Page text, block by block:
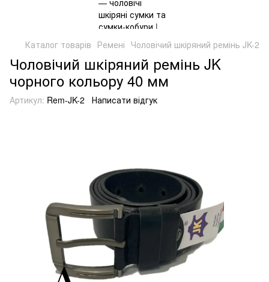
Каталог товарів Ремені Чоловічий шкіряний ремінь JK-2
Чоловічий шкіряний ремінь JK
чорного кольору 40 мм
Артикул: Rem-JK-2 Написати відгук